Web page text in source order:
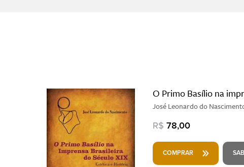
O Primo Basílio na
José Leonardo do
R$ 78,00
COMPRAR